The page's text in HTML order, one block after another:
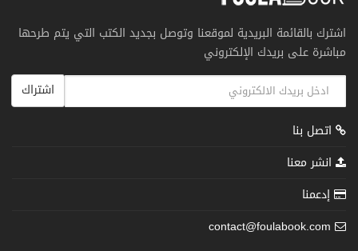
اشترك بالقائمة البريدية لموقعنا وتوصل بجديد الكتب التي يتم طرحها
مباشرة على بريدك الإلكتروني
اشتراك
اتصل بنا
انشر معنا
إدعمنا
contact@foulabook.com